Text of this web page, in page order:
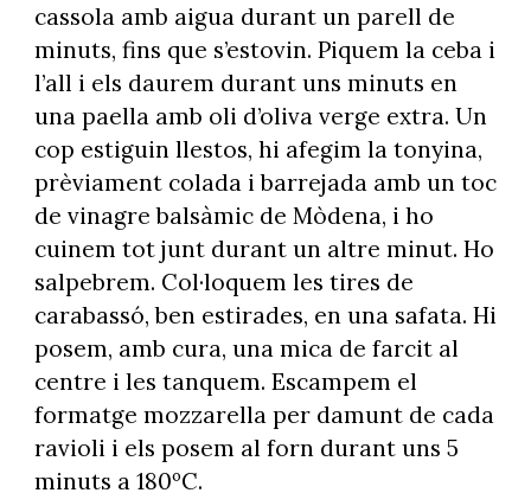
cassola amb aigua durant un parell de
minuts, fins que s’estovin. Piquem la ceba i
l’all i els daurem durant uns minuts en
una paella amb oli d’oliva verge extra. Un
cop estiguin llestos, hi afegim la tonyina,
prèviament colada i barrejada amb un toc
de vinagre balsàmic de Mòdena, i ho
cuinem tot junt durant un altre minut. Ho
salpebrem. Col·loquem les tires de
carabassó, ben estirades, en una safata. Hi
posem, amb cura, una mica de farcit al
centre i les tanquem. Escampem el
formatge mozzarella per damunt de cada
ravioli i els posem al forn durant uns 5
minuts a 180ºC.